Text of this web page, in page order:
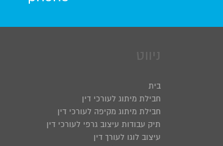
ניווט
בית
חבילת מיתוג לעורכי דין
חבילת מיתוג מקיפה לעורכי דין
תיק עבודות עיצוב גרפי לעורכי דין
עיצוב לוגו לעורך דין